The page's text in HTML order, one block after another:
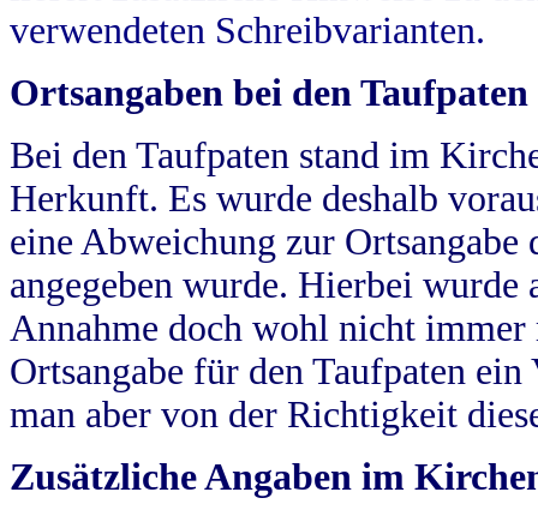
verwendeten Schreibvarianten.
Ortsangaben bei den Taufpaten
Bei den Taufpaten stand im
Herkunft. Es wurde deshalb
eine Abweichung zur
angegeben wurde. Hierbei wurde
Annahme doch wohl nicht
Ortsangabe für den Taufpaten
man aber von der Richtigkeit
Zusätzliche Angaben im